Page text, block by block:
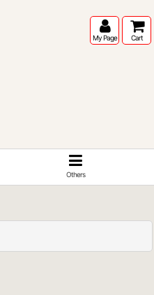
My Page Cart
Others